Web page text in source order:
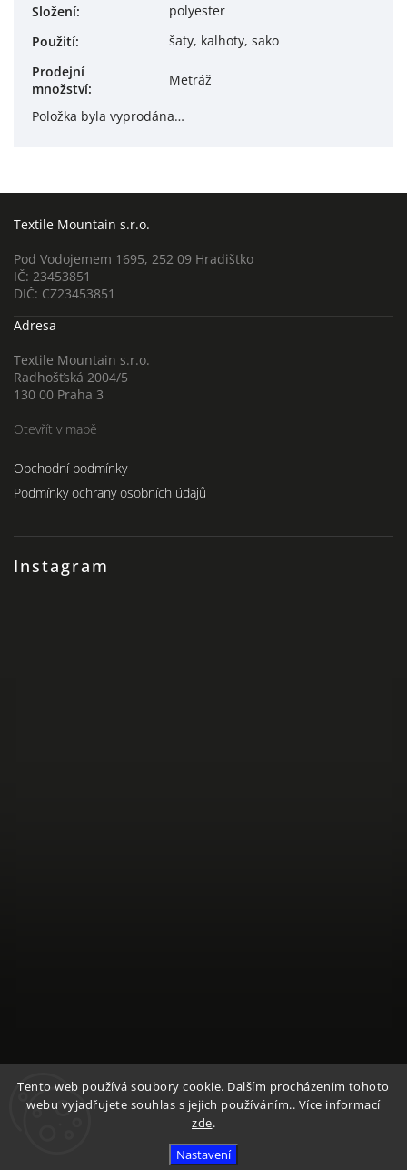
Tento web používá soubory cookie. Dalším procházením tohoto
webu vyjadřujete souhlas s jejich používáním.. Více informací
zde.
Nastavení
Složení:
polyester
Použití:
šaty, kalhoty, sako
Prodejní
množství:
Metráž
Položka byla vyprodána…
Textile Mountain s.r.o.
Pod Vodojemem 1695, 252 09 Hradištko
IČ: 23453851
DIČ: CZ23453851
Adresa
Textile Mountain s.r.o.
Radhošťská 2004/5
130 00 Praha 3
Otevřít v mapě
Instagram
Sledovat na Instagramu
Obchodní podmínky
Podmínky ochrany osobních údajů
vyhrazena.